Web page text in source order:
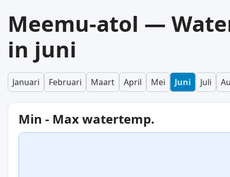
Meemu-atol —
in juni
Januari Februari Maart April Mei Juni Juli
Min - Max watertemp.